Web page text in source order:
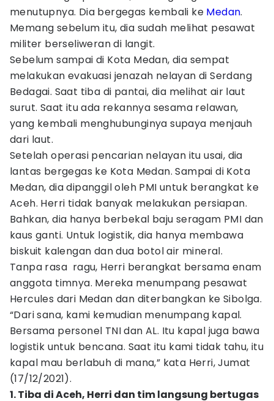
menutupnya. Dia bergegas kembali ke Medan.
Memang sebelum itu, dia sudah melihat pesawat
militer berseliweran di langit.
Sebelum sampai di Kota Medan, dia sempat
melakukan evakuasi jenazah nelayan di Serdang
Bedagai. Saat tiba di pantai, dia melihat air laut
surut. Saat itu ada rekannya sesama relawan,
yang kembali menghubunginya supaya menjauh
dari laut.
Setelah operasi pencarian nelayan itu usai, dia
lantas bergegas ke Kota Medan. Sampai di Kota
Medan, dia dipanggil oleh PMI untuk berangkat ke
Aceh. Herri tidak banyak melakukan persiapan.
Bahkan, dia hanya berbekal baju seragam PMI dan
kaus ganti. Untuk logistik, dia hanya membawa
biskuit kalengan dan dua botol air mineral.
Tanpa rasa ragu, Herri berangkat bersama enam
anggota timnya. Mereka menumpang pesawat
Hercules dari Medan dan diterbangkan ke Sibolga.
“Dari sana, kami kemudian menumpang kapal.
Bersama personel TNI dan AL. Itu kapal juga bawa
logistik untuk bencana. Saat itu kami tidak tahu, itu
kapal mau berlabuh di mana,” kata Herri, Jumat
(17/12/2021).
1. Tiba di Aceh, Herri dan tim langsung bertugas